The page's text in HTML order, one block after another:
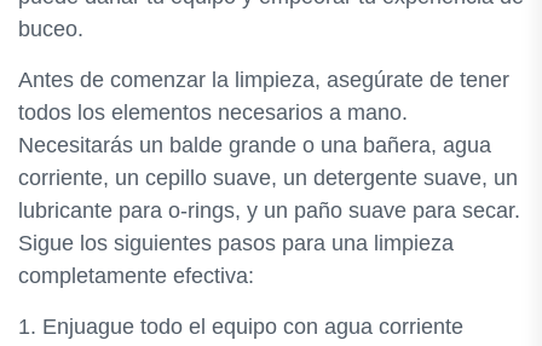
buceo.
Antes de comenzar la limpieza, asegúrate de tener
todos los elementos necesarios a mano.
Necesitarás un balde grande o una bañera, agua
corriente, un cepillo suave, un detergente suave, un
lubricante para o-rings, y un paño suave para secar.
Sigue los siguientes pasos para una limpieza
completamente efectiva:
1. Enjuague todo el equipo con agua corriente